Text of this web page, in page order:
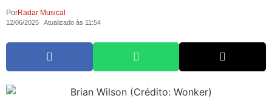
PorRadar Musical
12/06/2025 Atualizado às 11:54